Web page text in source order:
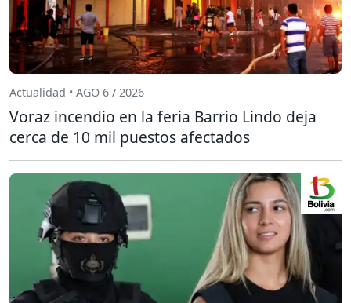
Actualidad • AGO 6 / 2026
Voraz incendio en la feria Barrio Lindo deja
cerca de 10 mil puestos afectados